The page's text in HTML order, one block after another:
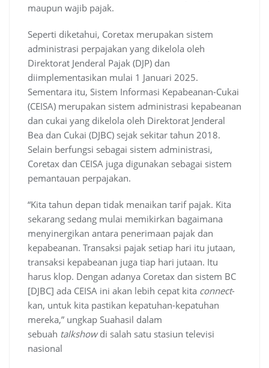
maupun wajib pajak.
Seperti diketahui, Coretax merupakan sistem
administrasi perpajakan yang dikelola oleh
Direktorat Jenderal Pajak (DJP) dan
diimplementasikan mulai 1 Januari 2025.
Sementara itu, Sistem Informasi Kepabeanan-Cukai
(CEISA) merupakan sistem administrasi kepabeanan
dan cukai yang dikelola oleh Direktorat Jenderal
Bea dan Cukai (DJBC) sejak sekitar tahun 2018.
Selain berfungsi sebagai sistem administrasi,
Coretax dan CEISA juga digunakan sebagai sistem
pemantauan perpajakan.
“Kita tahun depan tidak menaikan tarif pajak. Kita
sekarang sedang mulai memikirkan bagaimana
menyinergikan antara penerimaan pajak dan
kepabeanan. Transaksi pajak setiap hari itu jutaan,
transaksi kepabeanan juga tiap hari jutaan. Itu
harus klop. Dengan adanya Coretax dan sistem BC
[DJBC] ada CEISA ini akan lebih cepat kita connect-
kan, untuk kita pastikan kepatuhan-kepatuhan
mereka,” ungkap Suahasil dalam
sebuah talkshowdi salah satu stasiun televisi
nasional